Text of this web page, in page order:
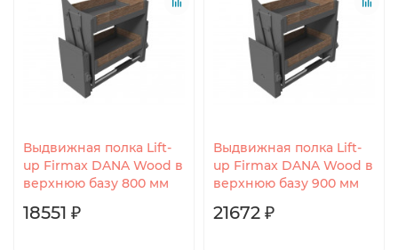
Выдвижная полка Lift-
up Firmax DANA Wood в
верхнюю базу 800 мм
18551 ₽
Выдвижная полка Lift-
up Firmax DANA Wood в
верхнюю базу 900 мм
21672 ₽